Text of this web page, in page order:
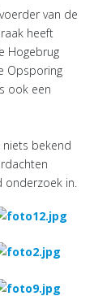
van de
heeft
Hogebrug
Opsporing
ook een
bekend
in.